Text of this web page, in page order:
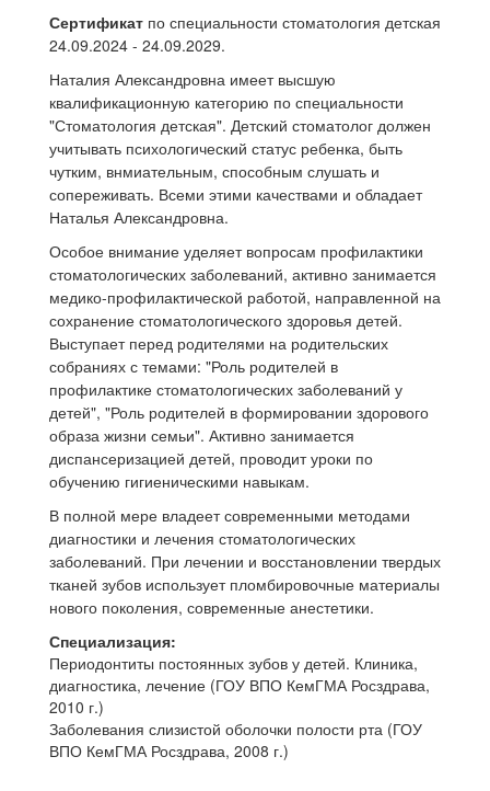
Сертификат по специальности стоматология детская
24.09.2024 - 24.09.2029.
Наталия Александровна имеет высшую
квалификационную категорию по специальности
"Стоматология детская". Детский стоматолог должен
учитывать психологический статус ребенка, быть
чутким, внмиательным, способным слушать и
сопереживать. Всеми этими качествами и обладает
Наталья Александровна.
Особое внимание уделяет вопросам профилактики
стоматологических заболеваний, активно занимается
медико-профилактической работой, направленной на
сохранение стоматологического здоровья детей.
Выступает перед родителями на родительских
собраниях с темами: "Роль родителей в
профилактике стоматологических заболеваний у
детей", "Роль родителей в формировании здорового
образа жизни семьи". Активно занимается
диспансеризацией детей, проводит уроки по
обучению гигиеническими навыкам.
В полной мере владеет современными методами
диагностики и лечения стоматологических
заболеваний. При лечении и восстановлении твердых
тканей зубов использует пломбировочные материалы
нового поколения, современные анестетики.
Специализация:
Периодонтиты постоянных зубов у детей. Клиника,
диагностика, лечение (ГОУ ВПО КемГМА Росздрава,
2010 г.)
Заболевания слизистой оболочки полости рта (ГОУ
ВПО КемГМА Росздрава, 2008 г.)